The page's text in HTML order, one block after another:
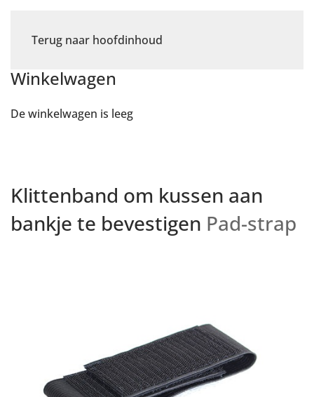
Terug naar hoofdinhoud
Winkelwagen
De winkelwagen is leeg
Klittenband om kussen aan
bankje te bevestigen Pad-strap